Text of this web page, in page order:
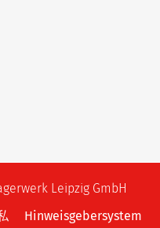
Leipzig GmbH
Hinweisgebersystem